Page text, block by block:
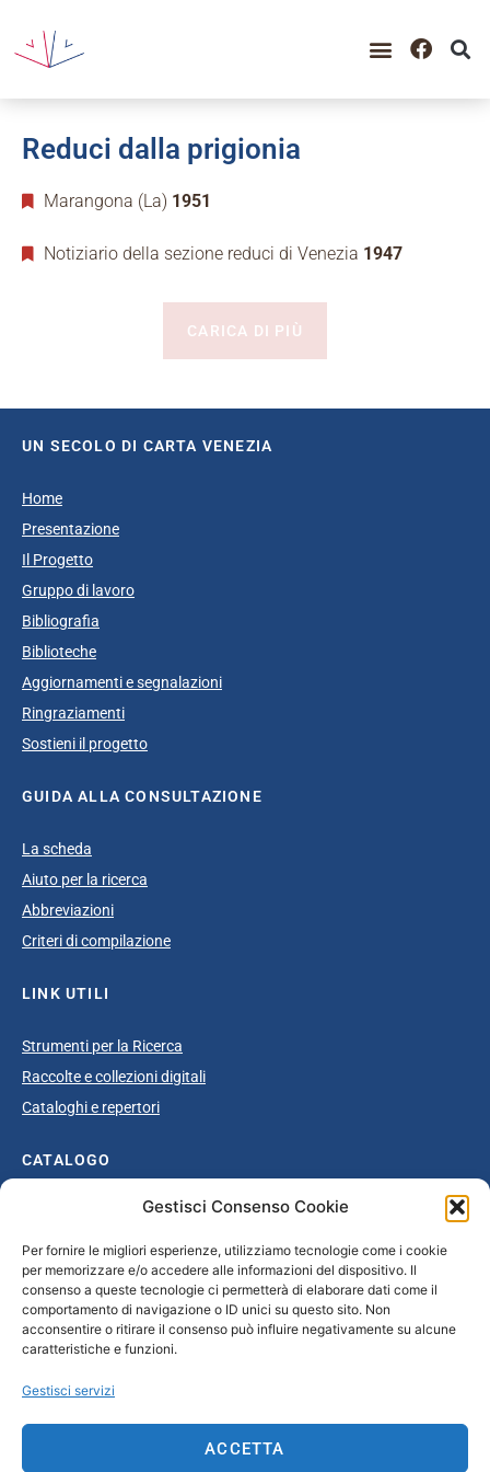
Gestisci Consenso Cookie
Per fornire le migliori esperienze, utilizziamo tecnologie come i cookie
per memorizzare e/o accedere alle informazioni del dispositivo. Il
consenso a queste tecnologie ci permetterà di elaborare dati come il
comportamento di navigazione o ID unici su questo sito. Non
acconsentire o ritirare il consenso può influire negativamente su alcune
caratteristiche e funzioni.
Gestisci servizi
ACCETTA
Reduci dalla prigionia
Marangona (La) 1951
Notiziario della sezione reduci di Venezia 1947
CARICA DI PIÙ
UN SECOLO DI CARTA VENEZIA
Home
Presentazione
Il Progetto
Gruppo di lavoro
Bibliografia
Biblioteche
Aggiornamenti e segnalazioni
Ringraziamenti
Sostieni il progetto
GUIDA ALLA CONSULTAZIONE
La scheda
Aiuto per la ricerca
Abbreviazioni
Criteri di compilazione
LINK UTILI
Strumenti per la Ricerca
Raccolte e collezioni digitali
Cataloghi e repertori
CATALOGO
Catalogo completo
Ottocento
Età giolittiana
Grande Guerra e dopoguerra
Fascismo
Secondo dopoguerra / Età repubblicana